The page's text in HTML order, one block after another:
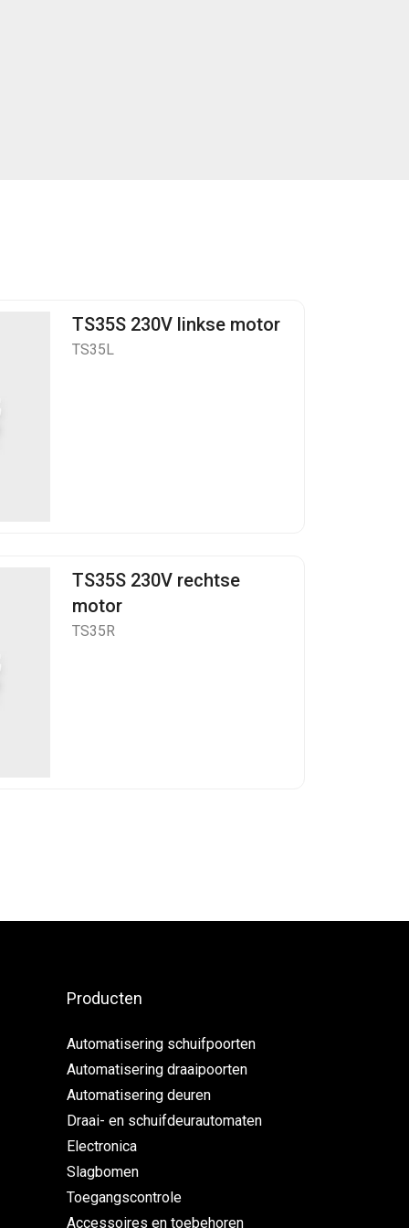
TS35S 230V linkse motor
TS35L
TS35S 230V rechtse
motor
TS35R
Producten
Automatisering schuifpoorten
Automatisering draaipoorten
Automatisering deuren
Draai- en schuifdeurautomaten
Electronica
Slagbomen
Toegangscontrole
Accessoires en toebehoren